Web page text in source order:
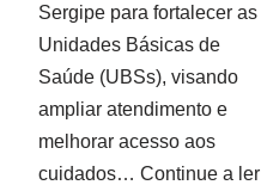
Sergipe para fortalecer as
Unidades Básicas de
Saúde (UBSs), visando
ampliar atendimento e
melhorar acesso aos
cuidados… Continue a ler